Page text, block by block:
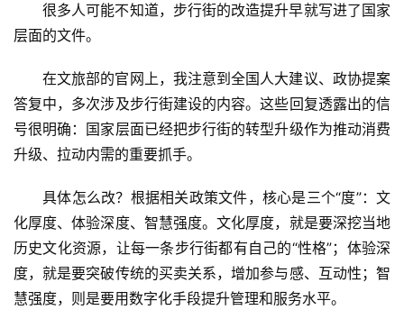
很多人可能不知道，步行街的改造提升早就写进了国家
层面的文件。
在文旅部的官网上，我注意到全国人大建议、政协提案
答复中，多次涉及步行街建设的内容。这些回复透露出的信
号很明确：国家层面已经把步行街的转型升级作为推动消费
升级、拉动内需的重要抓手。
具体怎么改？根据相关政策文件，核心是三个“度”：文
化厚度、体验深度、智慧强度。文化厚度，就是要深挖当地
历史文化资源，让每一条步行街都有自己的“性格”；体验深
度，就是要突破传统的买卖关系，增加参与感、互动性；智
慧强度，则是要用数字化手段提升管理和服务水平。